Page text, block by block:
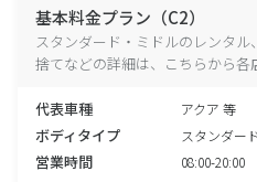
基本料金プラン（C2）
スタンダード・ミドルのレンタ
捨てなどの詳細は、こちらから各
代表車種 アクア 等
ボディタイプ スタンダー
営業時間 08:00-20:00